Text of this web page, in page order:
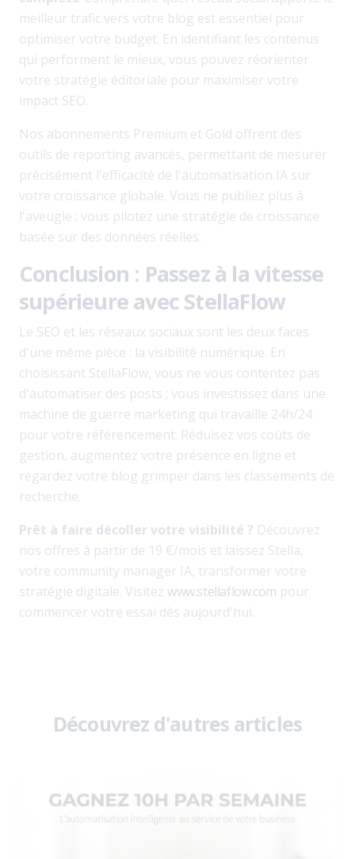
meilleur trafic vers votre blog est essentiel pour
optimiser votre budget. En identifiant les contenus
qui performent le mieux, vous pouvez réorienter
votre stratégie éditoriale pour maximiser votre
impact SEO.
Nos abonnements Premium et Gold offrent des
outils de reporting avancés, permettant de mesurer
précisément l'efficacité de l'automatisation IA sur
votre croissance globale. Vous ne publiez plus à
l'aveugle ; vous pilotez une stratégie de croissance
basée sur des données réelles.
Conclusion : Passez à la vitesse
supérieure avec StellaFlow
Le SEO et les réseaux sociaux sont les deux faces
d'une même pièce : la visibilité numérique. En
choisissant StellaFlow, vous ne vous contentez pas
d'automatiser des posts ; vous investissez dans une
machine de guerre marketing qui travaille 24h/24
pour votre référencement. Réduisez vos coûts de
gestion, augmentez votre présence en ligne et
regardez votre blog grimper dans les classements de
recherche.
Prêt à faire décoller votre visibilité ? Découvrez
nos offres à partir de 19 €/mois et laissez Stella,
votre community manager IA, transformer votre
stratégie digitale. Visitez www.stellaflow.com pour
commencer votre essai dès aujourd'hui.
Découvrez d'autres articles